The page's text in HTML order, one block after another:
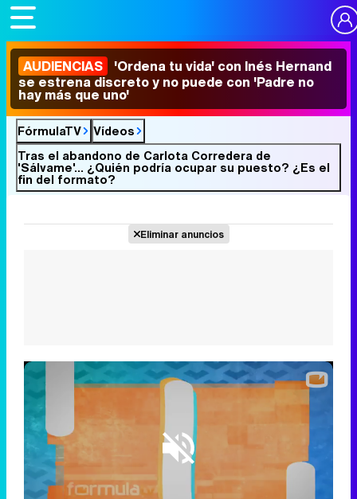
AUDIENCIAS 'Ordena tu vida' con Inés Hernand
se estrena discreto y no puede con 'Padre no
hay más que uno'
FórmulaTV
Vídeos
Tras el abandono de Carlota Corredera de
'Sálvame'... ¿Quién podría ocupar su puesto? ¿Es el
fin del formato?
Eliminar anuncios
Loaded:
16.32%